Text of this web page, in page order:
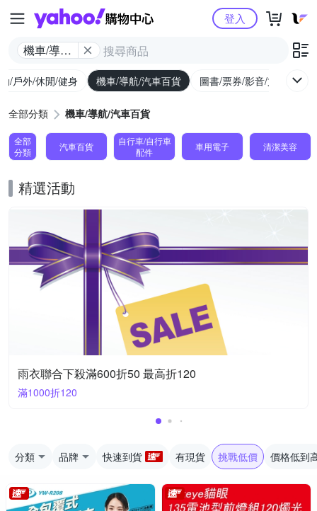
Yahoo購物中心
機車/導航/
登入
/戶外/休閒/健身 機車/導航/汽車百貨 圖書/票券/影音/文具
全部分類 機車/導航/汽車百貨
全部
分類
汽車百貨
自行車/自行車
配件
車用電子 清潔美容
精選活動
雨衣聯合下殺滿600折50 最高折120
滿1000折120
分類 品牌 快速到貨 有現貨 挑戰低價 價格低到